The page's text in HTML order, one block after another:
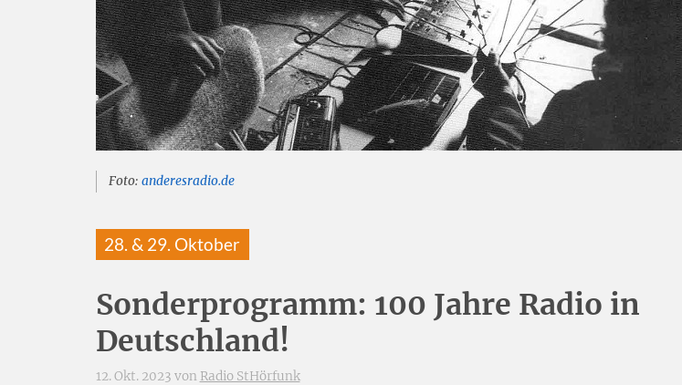
Foto:anderesradio.de
28. & 29. Oktober
Sonderprogramm: 100 Jahre Radio in
Deutschland!
12. Okt. 2023 von Radio StHörfunk